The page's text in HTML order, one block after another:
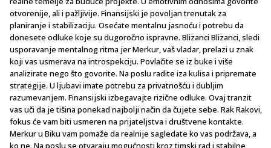
otvorenije, ali i pažljivije. Finansijski je povoljan trenutak za
planiranje i stabilizaciju. Osećate mentalnu jasnoću i potrebu da
donesete odluke koje su dugoročno ispravne. Blizanci Blizanci, sledi
usporavanje mentalnog ritma jer Merkur, vaš vladar, prelazi u znak
koji vas usmerava na introspekciju. Povlačite se iz buke i više
analizirate nego što govorite. Na poslu radite iza kulisa i pripremate
strategije. U ljubavi imate potrebu za privatnošću i dubljim
razumevanjem. Finansijski izbegavajte rizične odluke. Ovaj tranzit
vas uči da je tišina ponekad najbolji način da čujete sebe. Rak Rakovi,
fokus će vam biti usmeren na prijateljstva i društvene kontakte.
Merkur u Biku vam pomaže da realnije sagledate ko vas podržava, a
ko ne. Na poslu se otvaraju mogućnosti kroz timski rad i stabilne